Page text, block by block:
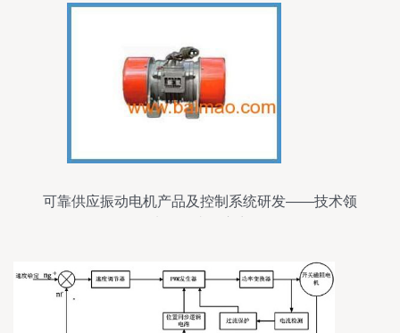
可靠供应振动电机产品及控制系统研发——技术领